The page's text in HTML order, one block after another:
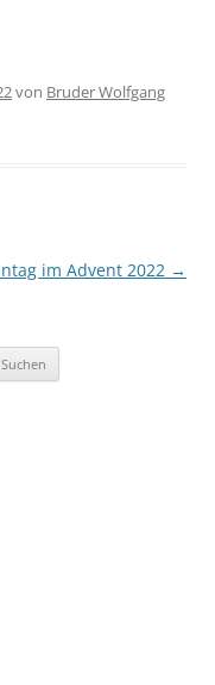
von Bruder Wolfgang
im Advent 2022 →